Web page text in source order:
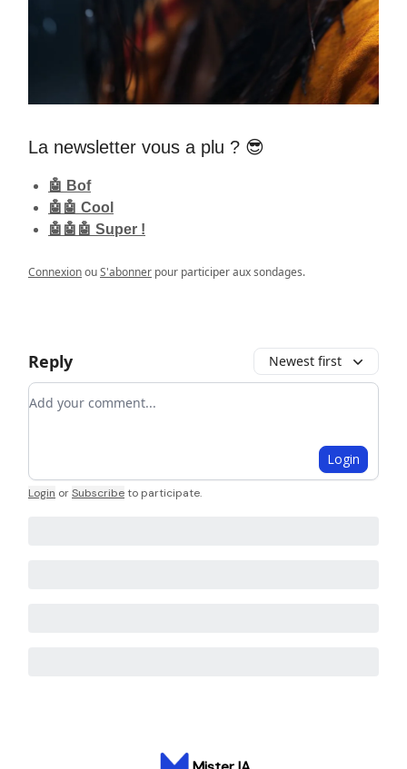
La newsletter vous a plu ? 😎
🤖 Bof
🤖🤖 Cool
🤖🤖🤖 Super !
ConnexionouS'abonner pour participer aux sondages.
Reply Newest first
Add your comment
Login
Login orSubscribeto participate.